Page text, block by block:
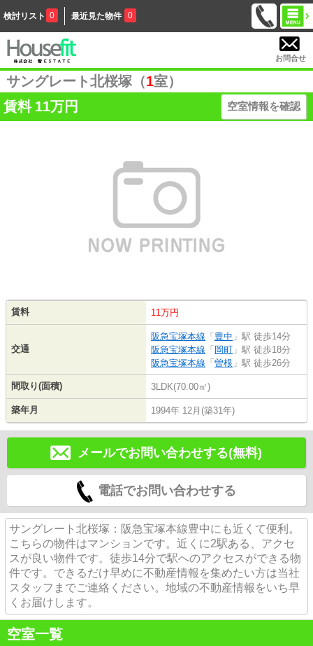
検討リスト 0 最近見た物件 0
お問合せ
サングレート北桜塚（1室）
賃料 11万円 空室情報を確認
賃料 11万円
交通
阪急宝塚本線 「 豊中 」駅 徒歩14分
阪急宝塚本線 「 岡町 」駅 徒歩18分
阪急宝塚本線 「 曽根 」駅 徒歩26分
間取り(面積) 3LDK(70.00㎡)
築年月 1994年 12月(築31年)
メールでお問い合わせする(無料)
電話でお問い合わせする
サングレート北桜塚：阪急宝塚本線豊中にも近くて便利。
こちらの物件はマンションです。近くに2駅ある、アクセ
スが良い物件です。徒歩14分で駅へのアクセスができる物
件です。できるだけ早めに不動産情報を集めたい方は当社
スタッフまでご連絡ください。地域の不動産情報をいち早
くお届けします。
空室一覧